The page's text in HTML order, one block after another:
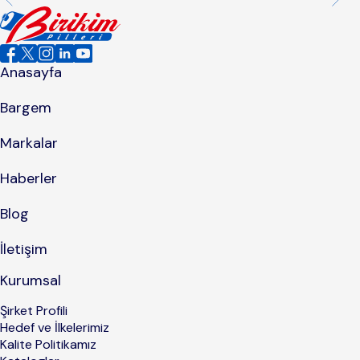
Anasayfa
Bargem
Markalar
Haberler
Blog
İletişim
Kurumsal
Şirket Profili
Hedef ve İlkelerimiz
Kalite Politikamız